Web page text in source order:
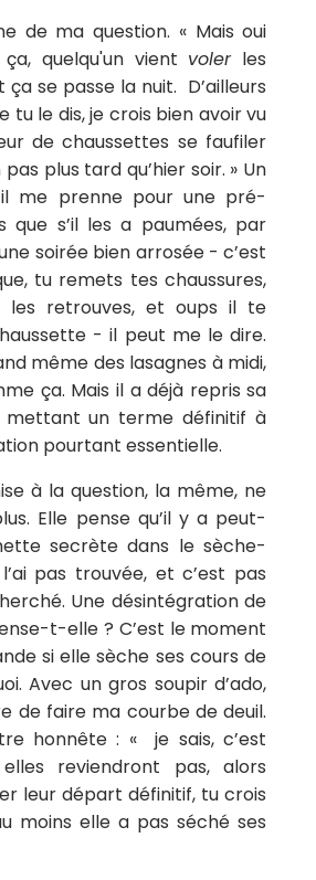
de ma question. « Mais oui
quelqu'un vient volerles
se passe la nuit. D’ailleurs
tu le dis, je crois bien avoir vu
de chaussettes se faufiler
plus tard qu’hier soir. » Un
me prenne pour une pré-
que s’il les a paumées, par
soirée bien arrosée - c’est
tu remets tes chaussures,
les retrouves, et oups il te
- il peut me le dire.
même des lasagnes à midi,
ça. Mais il a déjà repris sa
mettant un terme définitif à
pourtant essentielle.
à la question, la même, ne
Elle pense qu’il y a peut-
secrète dans le sèche-
pas trouvée, et c’est pas
Une désintégration de
t-elle ? C’est le moment
si elle sèche ses cours de
Avec un gros soupir d’ado,
de faire ma courbe de deuil.
honnête : « je sais, c’est
reviendront pas, alors
leur départ définitif, tu crois
moins elle a pas séché ses